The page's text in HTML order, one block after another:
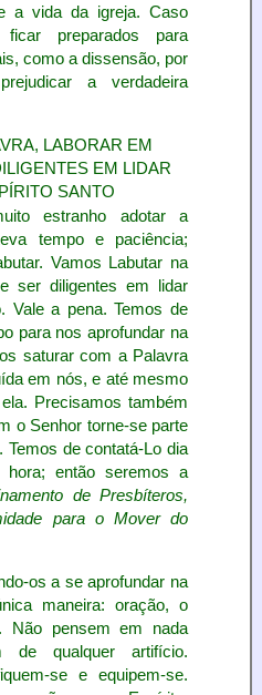
a vida da igreja. Caso
ficar preparados para
como a dissensão, por
a verdadeira
LABORAR EM
EM LIDAR
SANTO
estranho adotar a
tempo e paciência;
Vamos Labutar na
ser diligentes em lidar
Vale a pena. Temos de
para nos aprofundar na
saturar com a Palavra
em nós, e até mesmo
Precisamos também
o Senhor torne-se parte
Temos de contatá-Lo dia
então seremos a
de Presbíteros,
para o Mover do
os a se aprofundar na
maneira: oração, o
Não pensem em nada
qualquer artifício.
se e equipem-se.